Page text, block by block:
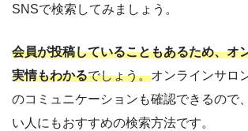
SNSで検索してみましょう。
会員が投稿していることもあるため、オ
実情もわかるでしょう。オンラインサロ
のコミュニケーションも確認できるので
い人にもおすすめの検索方法です。